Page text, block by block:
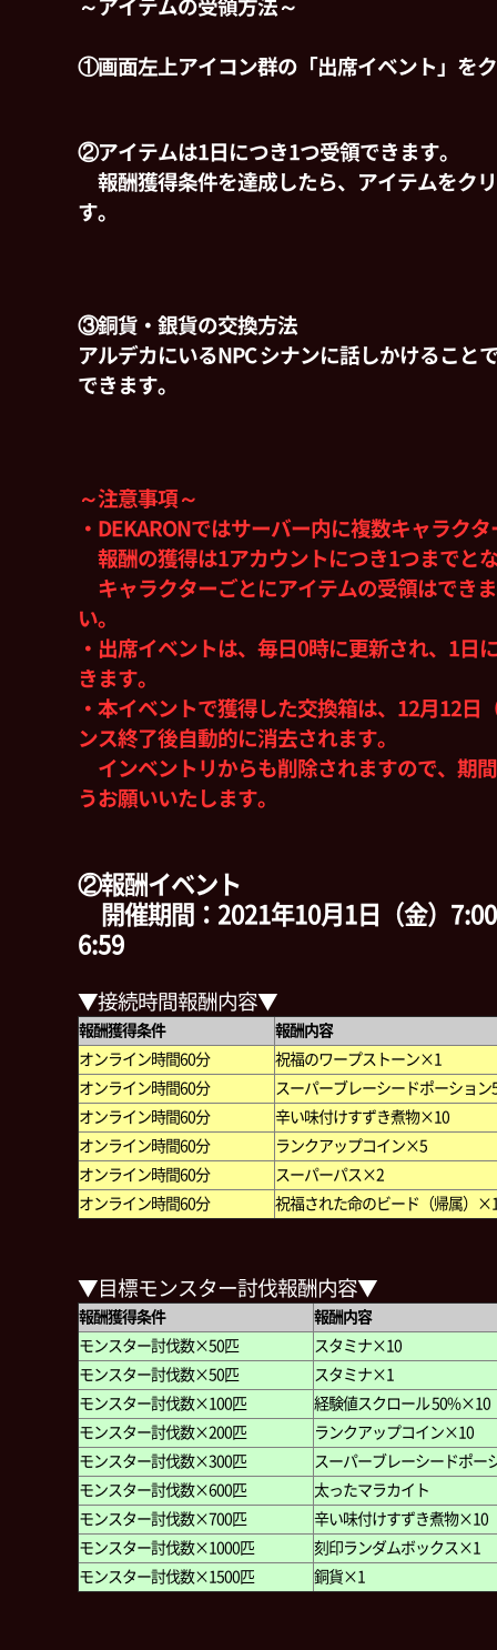
～アイテムの受領方法～
①画面左上アイコン群の「出席イベント」を
②アイテムは1日につき1つ受領できます。
報酬獲得条件を達成したら、アイテムをク
す。
③銅貨・銀貨の交換方法
アルデカにいるNPC シナンに話しかけること
できます。
～注意事項～
・DEKARONではサーバー内に複数キャラク
報酬の獲得は1アカウントにつき1つまでと
キャラクターごとにアイテムの受領はでき
い。
・出席イベントは、毎日0時に更新され、1日
きます。
・本イベントで獲得した交換箱は、12月12日
ンス終了後自動的に消去されます。
インベントリからも削除されますので、期
うお願いいたします。
②報酬イベント
開催期間：2021年10月1日（金）
6:59
▼接続時間報酬内容▼
報酬獲得条件
報酬内容
オンライン時間60分
祝福のワープストーン×1
オンライン時間60分
スーパーブレーシードポーショ
オンライン時間60分
辛い味付けすずき煮物×10
オンライン時間60分
ランクアップコイン×5
オンライン時間60分
スーパーパス×2
オンライン時間60分
祝福された命のビード（帰属）
▼目標モンスター討伐報酬内容▼
報酬獲得条件
報酬内容
モンスター討伐数×50匹
スタミナ×10
モンスター討伐数×50匹
スタミナ×1
モンスター討伐数×100匹
経験値スクロール 50%×10
モンスター討伐数×200匹
ランクアップコイン×10
モンスター討伐数×300匹
スーパーブレーシードポー
モンスター討伐数×600匹
太ったマラカイト
モンスター討伐数×700匹
辛い味付けすずき煮物×10
モンスター討伐数×1000匹
刻印ランダムボックス×1
モンスター討伐数×1500匹
銅貨×1